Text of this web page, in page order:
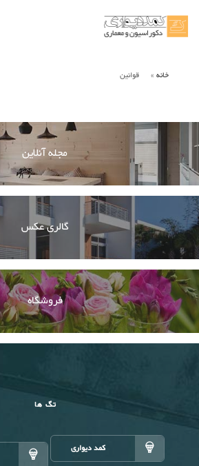
خانه قوانین
مجله آنلاین
گالری عکس
فروشگاه
تگ ها
کمد دیواری